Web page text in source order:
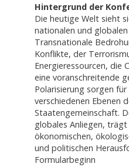
Hintergrund der
Die heutige Welt sieht
nationalen und
Transnationale
Konflikte, der
Energieressourcen, die
eine voranschreitende
Polarisierung sorgen
verschiedenen Ebenen
Staatengemeinschaft.
globales Anliegen,
ökonomischen,
und politischen
Formularbeginn